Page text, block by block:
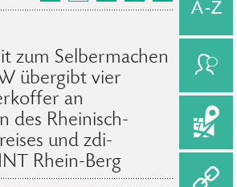
zum Selbermachen
übergibt vier
an
des Rheinisch-
und zdi-
Rhein-Berg